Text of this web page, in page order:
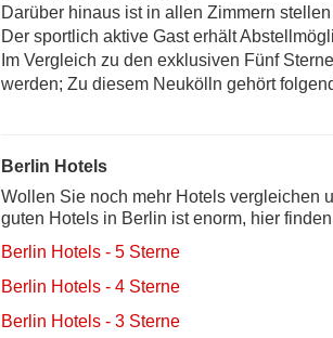
Darüber hinaus ist in allen Zimmern
Der sportlich aktive Gast erhält
Im Vergleich zu den exklusiven Fünf
werden; Zu diesem Neukölln gehört
Berlin Hotels
Wollen Sie noch mehr Hotels vergleichen
guten Hotels in Berlin ist enorm, hier
Berlin Hotels - 5 Sterne
Berlin Hotels - 4 Sterne
Berlin Hotels - 3 Sterne